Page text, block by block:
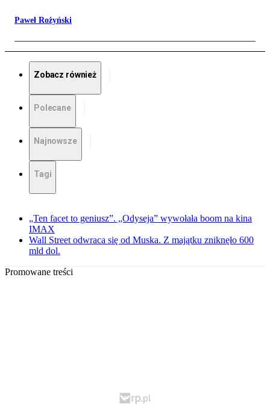
Paweł Rożyński
Zobacz również
Polecane
Najnowsze
Tagi
„Ten facet to geniusz”. „Odyseja” wywołała boom na kina
IMAX
Wall Street odwraca się od Muska. Z majątku zniknęło 600
mld dol.
Promowane treści